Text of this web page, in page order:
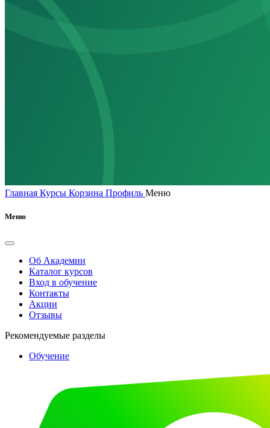
Главная Курсы Корзина Профиль Меню
Меню
Об Академии
Каталог курсов
Вход в обучение
Контакты
Акции
Отзывы
Рекомендуемые разделы
Обучение